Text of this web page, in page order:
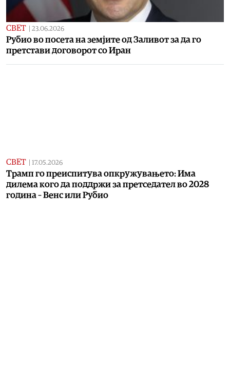
СВЕТ | 23.06.2026
Рубио во посета на земјите од Заливот за да го
претстави договорот со Иран
СВЕТ | 17.05.2026
Трамп го преиспитува опкружувањето: Има
дилема кого да поддржи за претседател во 2028
година – Венс или Рубио